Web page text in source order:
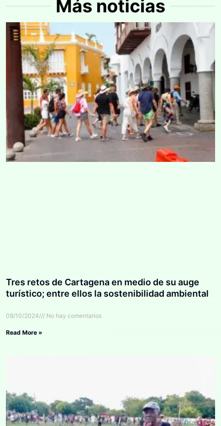
Más noticias
Tres retos de Cartagena en medio de su auge
turístico; entre ellos la sostenibilidad ambiental
08/10/2024 No hay comentarios
Read More »